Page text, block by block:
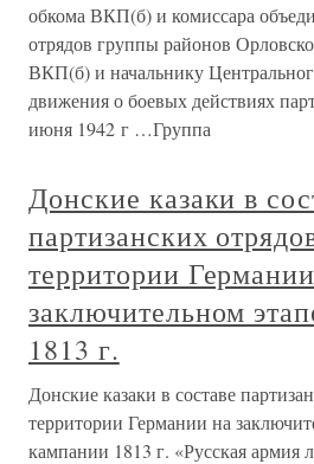
обкома ВКП(б) и комиссара
отрядов группы районов
ВКП(б) и начальнику
движения о боевых действиях
июня 1942 г …Группа
Донские казаки в
партизанских
территории
заключительном
1813 г.
Донские казаки в составе
территории Германии на
кампании 1813 г. «Русская армия